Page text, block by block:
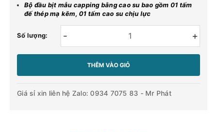
Bộ đầu bịt mẫu capping bằng cao su bao gồm 01 tấm
đế thép mạ kẽm, 01 tấm cao su chịu lực
Số lượng: +
-
THÊM VÀO GIỎ
Giá sỉ xin liên hệ Zalo: 0934 7075 83 - Mr Phát